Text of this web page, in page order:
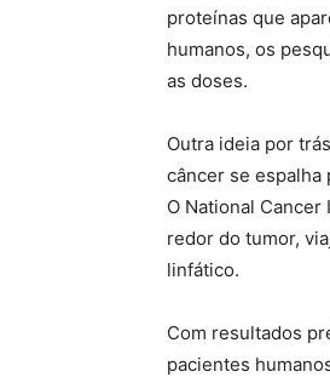
proteínas que
humanos, os
as doses.
Outra ideia por
câncer se espalha
O National
redor do tumor,
linfático.
Com resultados
pacientes